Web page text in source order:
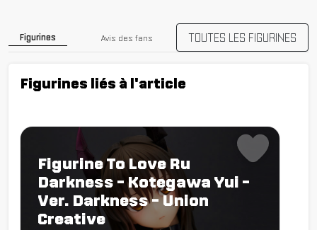
Figurines Avis des fans TOUTES LES FIGURINES
Figurines liés à l'article
Figurine To Love Ru
Darkness - Kotegawa Yui -
Ver. Darkness - Union
Creative